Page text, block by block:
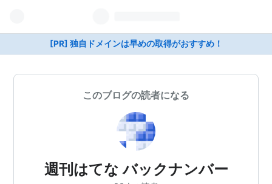
[PR] 独自ドメインは早めの取得がおすすめ！
このブログの読者になる
週刊はてな バックナンバー